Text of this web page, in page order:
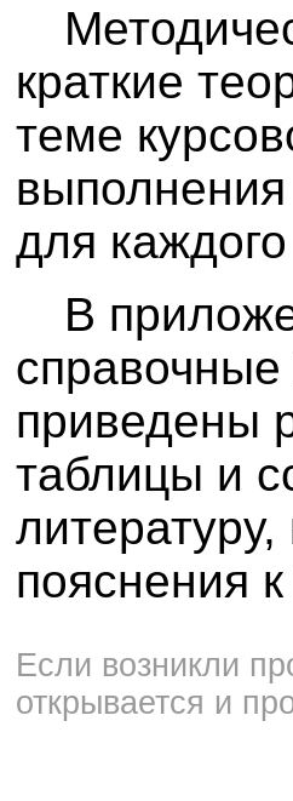
краткие
теме
выполнения
для
В
приведены
таблицы и
пояснения
Если возникли
открывается и